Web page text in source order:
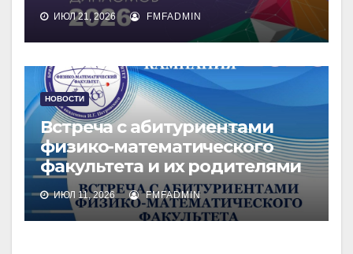
ИЮЛ 21, 2026 FMFADMIN
НОВОСТИ
Встреча с абитуриентами
физико-математического
факультета и их родителями
ИЮЛ 11, 2026 FMFADMIN